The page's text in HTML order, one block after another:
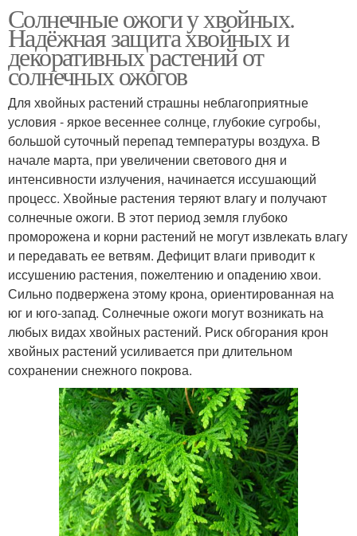
Солнечные ожоги у хвойных.
Надёжная защита хвойных и
декоративных растений от
солнечных ожогов
Для хвойных растений страшны неблагоприятные
условия - яркое весеннее солнце, глубокие сугробы,
большой суточный перепад температуры воздуха. В
начале марта, при увеличении светового дня и
интенсивности излучения, начинается иссушающий
процесс. Хвойные растения теряют влагу и получают
солнечные ожоги. В этот период земля глубоко
проморожена и корни растений не могут извлекать влагу
и передавать ее ветвям. Дефицит влаги приводит к
иссушению растения, пожелтению и опадению хвои.
Сильно подвержена этому крона, ориентированная на
юг и юго-запад. Солнечные ожоги могут возникать на
любых видах хвойных растений. Риск обгорания крон
хвойных растений усиливается при длительном
сохранении снежного покрова.